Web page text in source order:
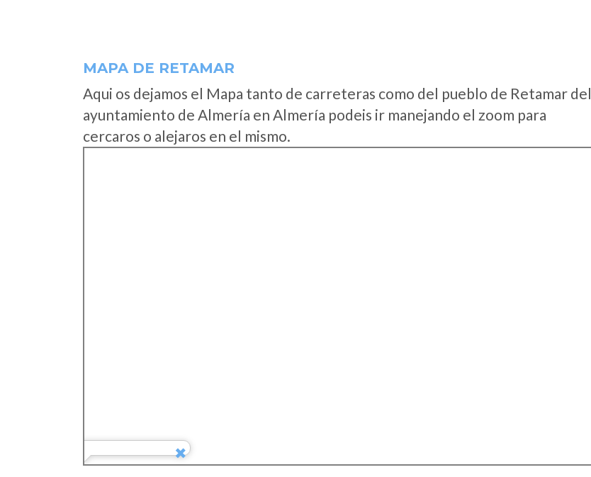
MAPA DE RETAMAR
Aqui os dejamos el Mapa tanto de carreteras como del pueblo de Retamar del
ayuntamiento de Almería en Almería podeis ir manejando el zoom para
cercaros o alejaros en el mismo.